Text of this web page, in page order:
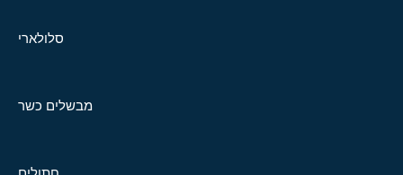
סלולארי
מבשלים כשר